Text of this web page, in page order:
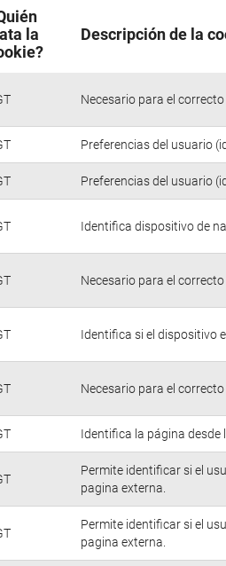
la
Descripción de la
Necesario para el
Preferencias del usuario
Preferencias del usuario
Identifica dispositivo de
Necesario para el
Identifica si el dispositivo
Necesario para el
Identifica la página desde
Permite identificar si el
pagina externa.
Permite identificar si el
pagina externa.